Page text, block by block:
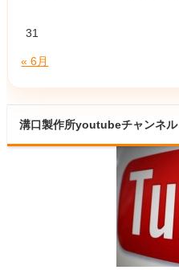
31
« 6月
溝口製作所youtubeチャンネル